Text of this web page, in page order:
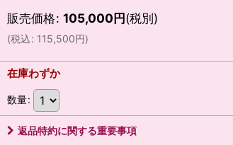
販売価格: 105,000円(税別)
(税込: 115,500円)
在庫わずか
数量:
返品特約に関する重要事項